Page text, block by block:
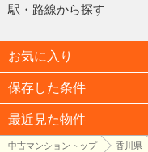
駅・路線から探す
お気に入り
保存した条件
最近見た物件
中古マンショントップ 香川県